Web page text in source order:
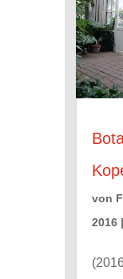
von
2016|